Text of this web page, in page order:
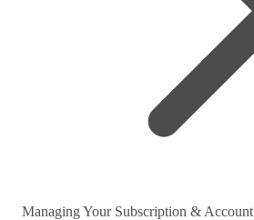
Managing Your Subscription & Account